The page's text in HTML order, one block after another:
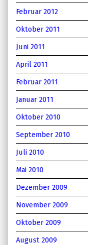
Februar 2012
Oktober 2011
Juni 2011
April 2011
Februar 2011
Januar 2011
Oktober 2010
September 2010
Juli 2010
Mai 2010
Dezember 2009
November 2009
Oktober 2009
August 2009